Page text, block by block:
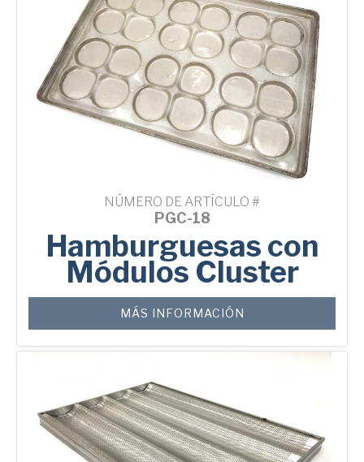
NÚMERO DE ARTÍCULO #
PGC-18
Hamburguesas con
Módulos Cluster
MÁS INFORMACIÓN